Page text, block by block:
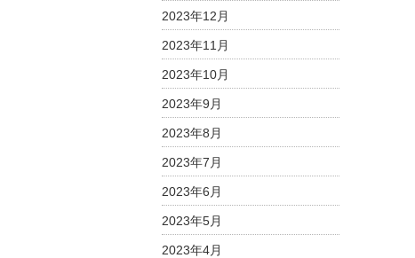
2023年12月
2023年11月
2023年10月
2023年9月
2023年8月
2023年7月
2023年6月
2023年5月
2023年4月